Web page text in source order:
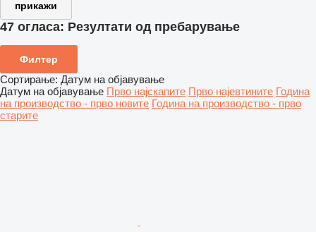
прикажи
47 огласа: Резултати од пребарување
Филтер
Сортирање: Датум на објавување
Датум на објавување Прво најскапите Прво најевтините Година
на производство - прво новите Година на производство - прво
старите